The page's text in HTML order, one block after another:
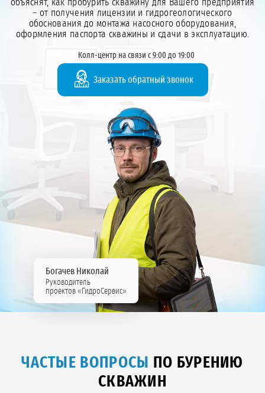
объяснят, как пробурить скважину для Вашего предприятия
– от получения лицензии и гидрогеологического
обоснования до монтажа насосного оборудования,
оформления паспорта скважины и сдачи в эксплуатацию.
Колл-центр на связи с 9:00 до 19:00
Заказать обратный звонок
Богачев Николай
Руководитель
проектов «ГидроСервис»
ЧАСТЫЕ ВОПРОСЫ
ПО БУРЕНИЮ
СКВАЖИН